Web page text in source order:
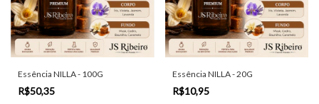
Essência NILLA - 100G
R$50,35
Essência NILLA - 20G
R$10,95